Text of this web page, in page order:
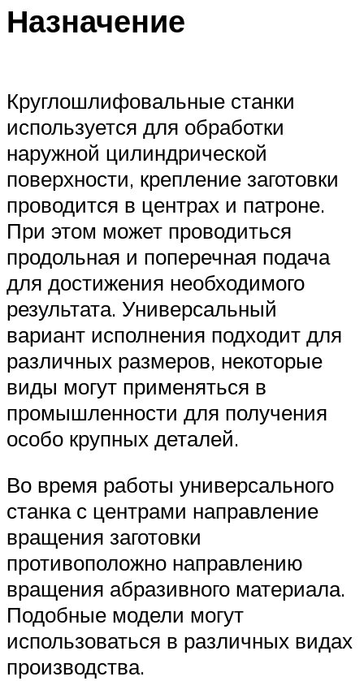
Назначение
Круглошлифовальные станки
используется для обработки
наружной цилиндрической
поверхности, крепление заготовки
проводится в центрах и патроне.
При этом может проводиться
продольная и поперечная подача
для достижения необходимого
результата. Универсальный
вариант исполнения подходит для
различных размеров, некоторые
виды могут применяться в
промышленности для получения
особо крупных деталей.
Во время работы универсального
станка с центрами направление
вращения заготовки
противоположно направлению
вращения абразивного материала.
Подобные модели могут
использоваться в различных видах
производства.